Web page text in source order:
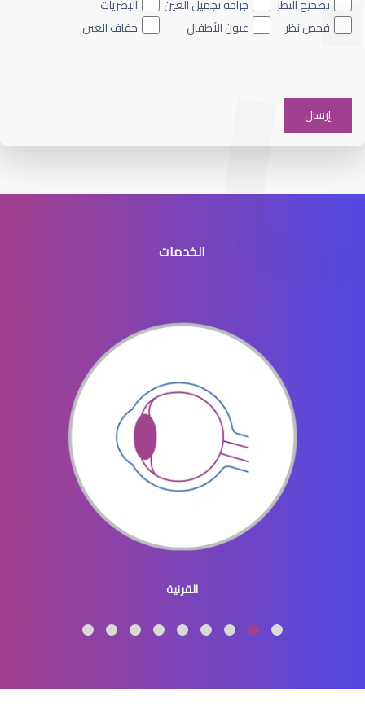
الماء الأزرق في العيون
الماء الازرق بالعين
ماء الازرق بالعين
تصحيح النظر
جراحة تجميل العين
البصريات
فحص نظر
عيون الأطفال جفاف العين
الخدمات
القرنية